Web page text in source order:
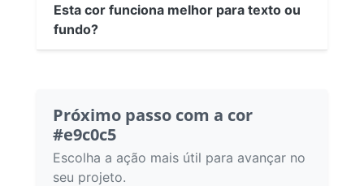
Esta cor funciona melhor para texto ou
fundo?
Próximo passo com a cor
#e9c0c5
Escolha a ação mais útil para avançar no
seu projeto.